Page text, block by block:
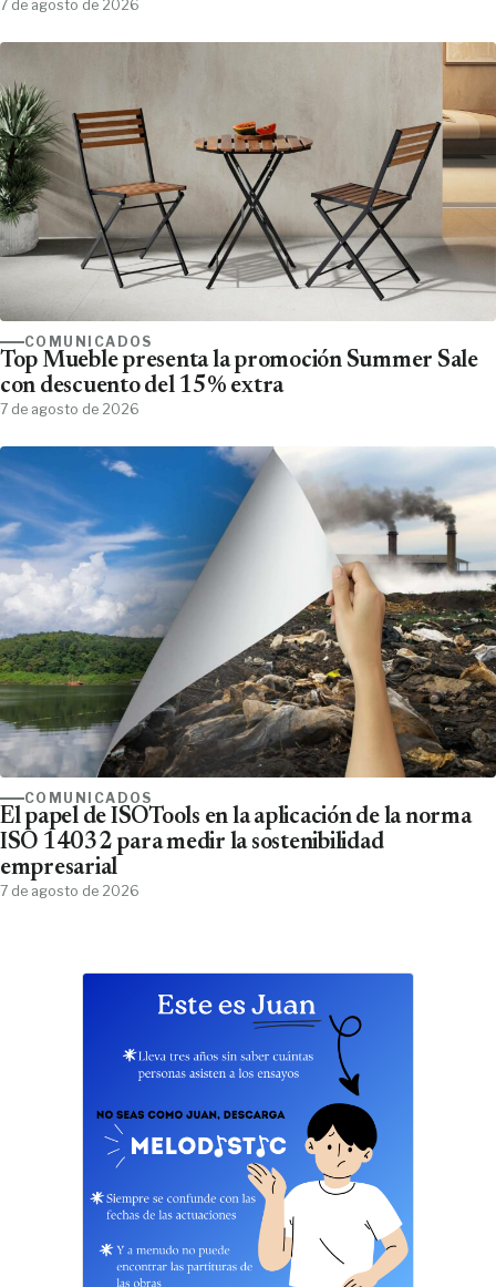
7 de agosto de 2026
COMUNICADOS
Top Mueble presenta la promoción Summer Sale
con descuento del 15% extra
7 de agosto de 2026
COMUNICADOS
El papel de ISOTools en la aplicación de la norma
ISO 14032 para medir la sostenibilidad
empresarial
7 de agosto de 2026